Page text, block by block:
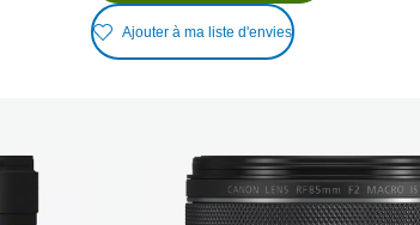
Ajouter à ma liste d'envies